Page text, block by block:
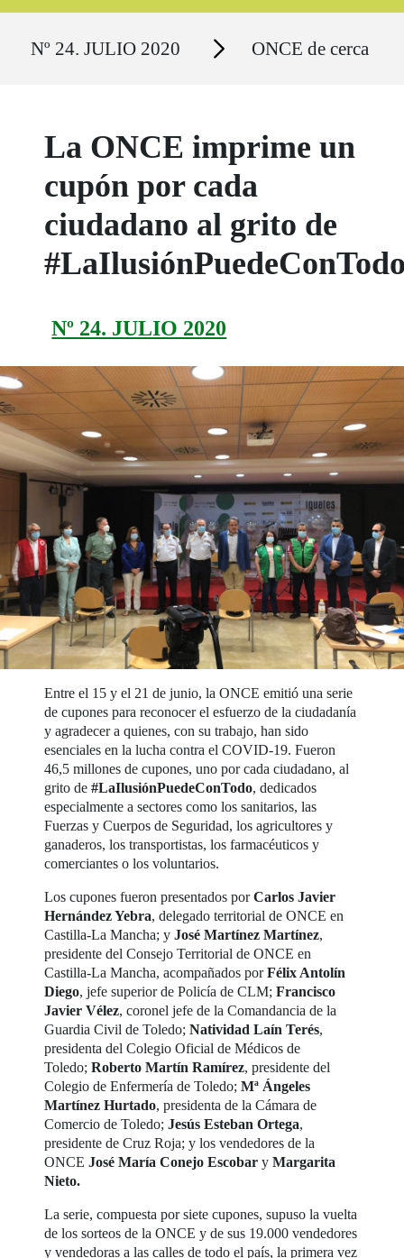
Nº 24. JULIO 2020 Secciones ONCE de cerca
La ONCE imprime un
cupón por cada
ciudadano al grito de
Nº 24. JULIO 2020
Entre el 15 y el 21 de junio, la ONCE emitió una serie
de cupones para reconocer el esfuerzo de la ciudadanía
y agradecer a quienes, con su trabajo, han sido
esenciales en la lucha contra el COVID-19. Fueron
46,5 millones de cupones, uno por cada ciudadano, al
grito de#LaIlusiónPuedeConTodo, dedicados
especialmente a sectores como los sanitarios, las
Fuerzas y Cuerpos de Seguridad, los agricultores y
ganaderos, los transportistas, los farmacéuticos y
comerciantes o los voluntarios.
Los cupones fueron presentados porCarlos Javier
Hernández Yebra, delegado territorial de ONCE en
Castilla-La Mancha; yJosé Martínez Martínez,
presidente del Consejo Territorial de ONCE en
Castilla-La Mancha, acompañados porFélix Antolín
Diego, jefe superior de Policía de CLM;Francisco
Javier Vélez, coronel jefe de la Comandancia de la
Guardia Civil de Toledo;Natividad Laín Terés,
presidenta del Colegio Oficial de Médicos de
Toledo;Roberto Martín Ramírez, presidente del
Colegio de Enfermería de Toledo;Mª Ángeles
Martínez Hurtado, presidenta de la Cámara de
Comercio de Toledo;Jesús Esteban Ortega,
presidente de Cruz Roja; y los vendedores de la
ONCEJosé María Conejo Escobar yMargarita
Nieto.
La serie, compuesta por siete cupones, supuso la vuelta
de los sorteos de la ONCE y de sus 19.000 vendedores
y vendedoras a las calles de todo el país, la primera vez